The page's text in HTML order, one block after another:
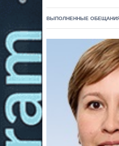
ВЫПОЛНЕННЫЕ ОБЕЩАНИЯ